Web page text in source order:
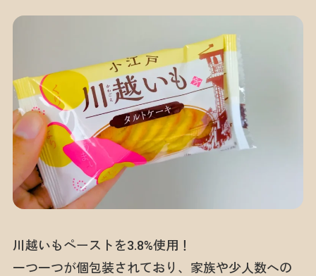
川越いもペーストを3.8%使用！
一つ一つが個包装されており、家族や少人数への